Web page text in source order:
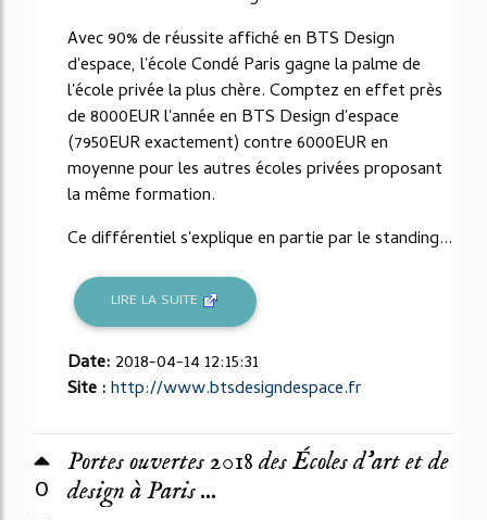
Avec 90% de réussite affiché en BTS Design
d'espace, l'école Condé Paris gagne la palme de
l'école privée la plus chère. Comptez en effet près
de 8000EUR l'année en BTS Design d'espace
(7950EUR exactement) contre 6000EUR en
moyenne pour les autres écoles privées proposant
la même formation.
Ce différentiel s'explique en partie par le standing...
LIRE LA SUITE
Date: 2018-04-14 12:15:31
Site :http://www.btsdesigndespace.fr
0
Portes ouvertes 2018 des Écoles d’art et de
design à Paris ...